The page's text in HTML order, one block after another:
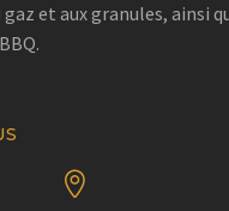
et aux granules, ainsi

